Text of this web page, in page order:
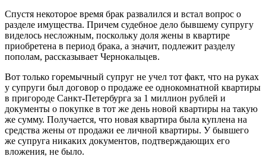
Спустя некоторое время брак развалился и встал вопрос о
разделе имущества. Причем судебное дело бывшему супругу
виделось несложным, поскольку доля жены в квартире
приобретена в период брака, а значит, подлежит разделу
пополам, рассказывает Чернокальцев.
Вот только горемычный супруг не учел тот факт, что на руках
у супруги был договор о продаже ее однокомнатной квартиры
в пригороде Санкт-Петербурга за 1 миллион рублей и
документы о покупке в тот же день новой квартиры на такую
же сумму. Получается, что новая квартира была куплена на
средства жены от продажи ее личной квартиры. У бывшего
же супруга никаких документов, подтверждающих его
вложения, не было.